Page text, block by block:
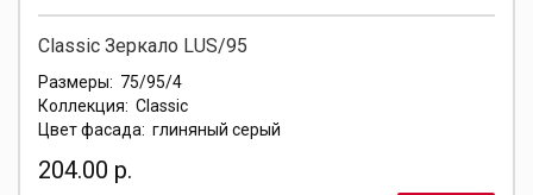
Classic Зеркало LUS/95
Размеры: 75/95/4
Коллекция: Classic
Цвет фасада: глиняный серый
204.00 р.